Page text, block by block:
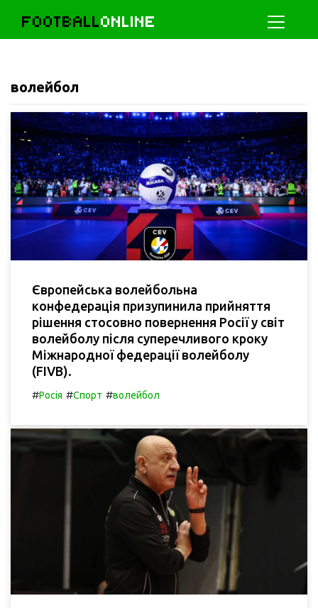
FOOTBALLONLINE
волейбол
Європейська волейбольна
конфедерація призупинила прийняття
рішення стосовно повернення Росії у світ
волейболу після суперечливого кроку
Міжнародної федерації волейболу
(FIVB).
#Росія #Спорт #волейбол